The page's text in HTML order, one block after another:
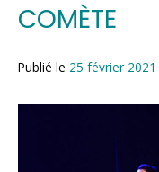
COMÈTE
Publié le 25 février 2021